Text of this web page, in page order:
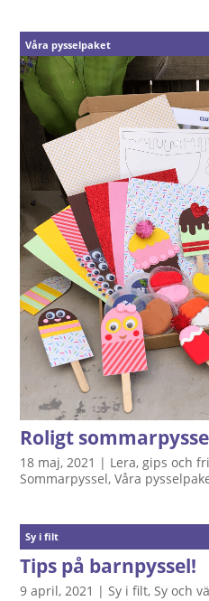
Våra pysselpaket
Roligt
18 maj, 2021 | Lera, gips och
Sommarpyssel,Våra
Sy i filt
Tips på barnpyssel!
9 april, 2021 |Sy i filt,Sy och